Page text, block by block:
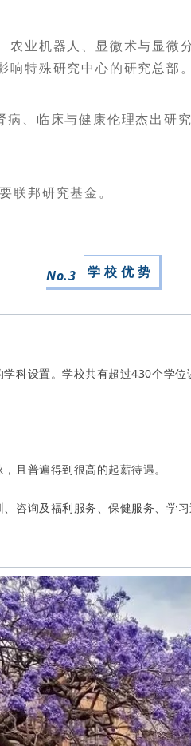
农业机器人、显微术与显微
特殊研究中心的研究总部。
、临床与健康伦理杰出研
联邦研究基金。
No.3 学 校 优 势
科设置。学校共有超过430个学位
且普遍得到很高的起薪待遇。
咨询及福利服务、保健服务、学